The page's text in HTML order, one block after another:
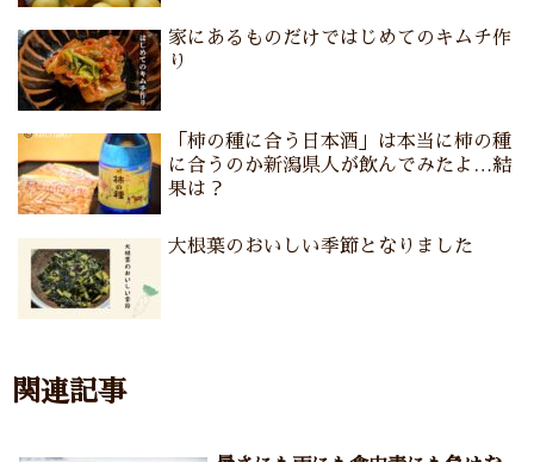
家にあるものだけではじめてのキムチ作
り
「柿の種に合う日本酒」は本当に柿の種
に合うのか新潟県人が飲んでみたよ…結
果は？
大根葉のおいしい季節となりました
関連記事